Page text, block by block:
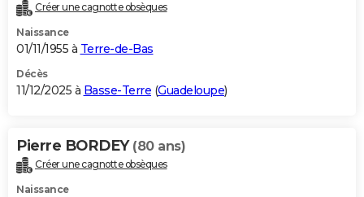
Destinations
City break
Voyage nature
Voyage de noces
Forum
Climat
+PHOTO
GUIDES D'ACHAT
BONS PLANS
Carte de Noël
Carte Bonne année
Carte Saint-Valentin
Carte Pâques
Carte d'anniversaire
DICTIONNAIRE
Dictionnaire
Biographies
Citations
Expressions
Proverbes
PROGRAMME TV
Créer une cagnotte obsèques
Naissance
01/11/1955 à Terre-de-Bas
Décès
11/12/2025 à Basse-Terre (Guadeloupe)
Pierre BORDEY (80 ans)
Créer une cagnotte obsèques
Naissance